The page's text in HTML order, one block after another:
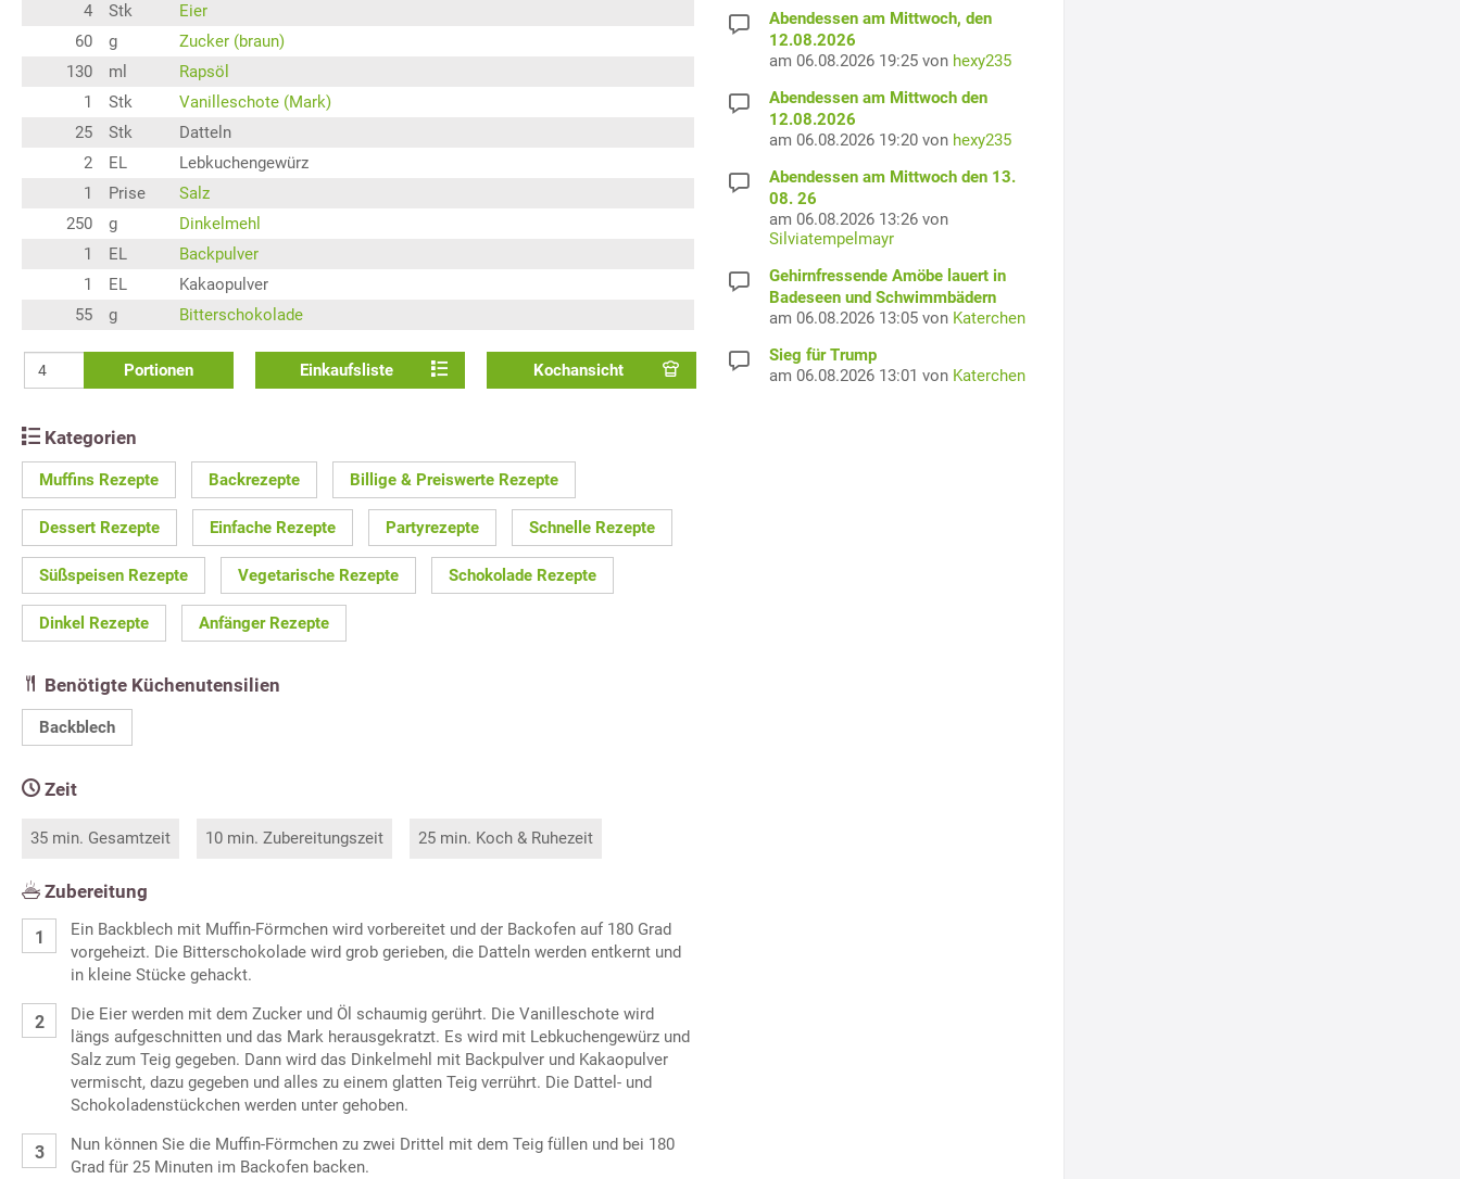
4 Stk
Eier
60
g
Zucker (braun)
130
ml
Rapsöl
1
Stk
Vanilleschote (Mark)
25
Stk
Datteln
2
EL
Lebkuchengewürz
1
Prise
Salz
250
g
Dinkelmehl
1
EL
Backpulver
1
EL
Kakaopulver
55
g Bitterschokolade
Portionen Einkaufsliste Kochansicht
Kategorien
Muffins Rezepte Backrezepte Billige & Preiswerte Rezepte
Dessert Rezepte Einfache Rezepte Partyrezepte Schnelle Rezepte
Süßspeisen Rezepte Vegetarische Rezepte Schokolade Rezepte
Dinkel Rezepte Anfänger Rezepte
Benötigte Küchenutensilien
Backblech
Zeit
35 min. Gesamtzeit 10 min. Zubereitungszeit 25 min. Koch & Ruhezeit
Zubereitung
Ein Backblech mit Muffin-Förmchen wird vorbereitet und der Backofen auf 180 Grad
vorgeheizt. Die Bitterschokolade wird grob gerieben, die Datteln werden entkernt und
in kleine Stücke gehackt.
Die Eier werden mit dem Zucker und Öl schaumig gerührt. Die Vanilleschote wird
längs aufgeschnitten und das Mark herausgekratzt. Es wird mit Lebkuchengewürz und
Salz zum Teig gegeben. Dann wird das Dinkelmehl mit Backpulver und Kakaopulver
vermischt, dazu gegeben und alles zu einem glatten Teig verrührt. Die Dattel- und
Schokoladenstückchen werden unter gehoben.
Nun können Sie die Muffin-Förmchen zu zwei Drittel mit dem Teig füllen und bei 180
Grad für 25 Minuten im Backofen backen.
Abendessen am Mittwoch, den
12.08.2026
am 06.08.2026 19:25 von hexy235
Abendessen am Mittwoch den
12.08.2026
am 06.08.2026 19:20 von hexy235
Abendessen am Mittwoch den 13.
08. 26
am 06.08.2026 13:26 von
Silviatempelmayr
Gehirnfressende Amöbe lauert in
Badeseen und Schwimmbädern
am 06.08.2026 13:05 von Katerchen
Sieg für Trump
am 06.08.2026 13:01 von Katerchen